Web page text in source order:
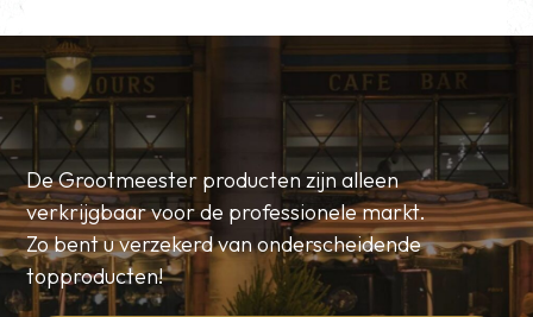
De Grootmeester producten zijn alleen
verkrijgbaar voor de professionele markt.
Zo bent u verzekerd van onderscheidende
topproducten!